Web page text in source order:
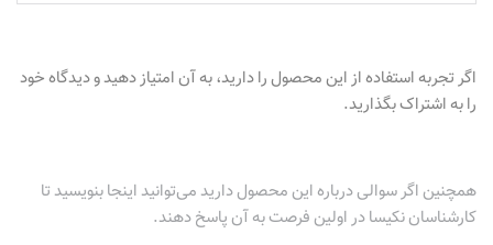
اگر تجربه استفاده از این محصول را دارید، به آن امتیاز دهید و دیدگاه خود
را به اشتراک بگذارید.
همچنین اگر سوالی درباره این محصول دارید می‌توانید اینجا بنویسید تا
کارشناسان نکیسا در اولین فرصت به آن پاسخ دهند.